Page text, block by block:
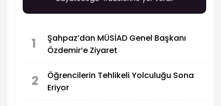
1
Şahpaz’dan MÜSİAD Genel Başkanı
Özdemir’e Ziyaret
2
Öğrencilerin Tehlikeli Yolculuğu Sona
Eriyor